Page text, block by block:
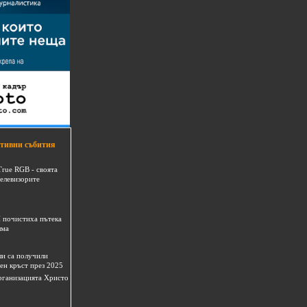
събития
RGB - своята
пътека
са получили
кръст през 2025
Христо